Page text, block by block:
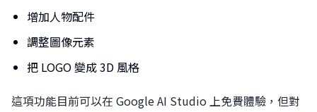
增加人物配件
調整圖像元素
把 LOGO 變成 3D 風格
這項功能目前可以在 Google AI Studio 上免費體驗，但對